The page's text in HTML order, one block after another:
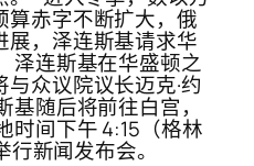
赤字不断扩大，俄
展，泽连斯基请求华
泽连斯基在华盛顿之
众议院议长迈克·约
随后将前往白宫，
时间下午 4:15（格林
新闻发布会。